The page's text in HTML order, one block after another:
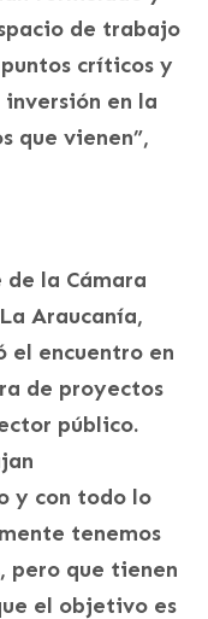
de trabajo
críticos y
en la
que vienen”,
la Cámara
Araucanía,
el encuentro en
de proyectos
público.
y con todo lo
tenemos
pero que tienen
el objetivo es